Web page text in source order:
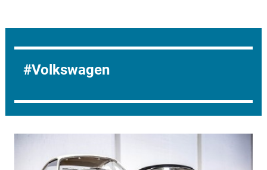
Volkswagen